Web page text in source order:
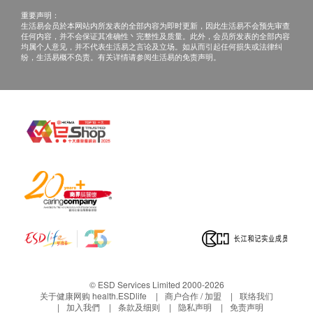
重要声明：
生活易会员於本网站内所发表的全部内容为即时更新，因此生活易不会预先审查
任何内容，并不会保证其准确性丶完整性及质量。此外，会员所发表的全部内容
均属个人意见，并不代表生活易之言论及立场。如从而引起任何损失或法律纠
纷，生活易概不负责。有关详情请参阅生活易的免责声明。
© ESD Services Limited 2000-2026
关于健康网购 health.ESDlife
商户合作 / 加盟
联络我们
加入我們
条款及细则 隐私声明
免责声明